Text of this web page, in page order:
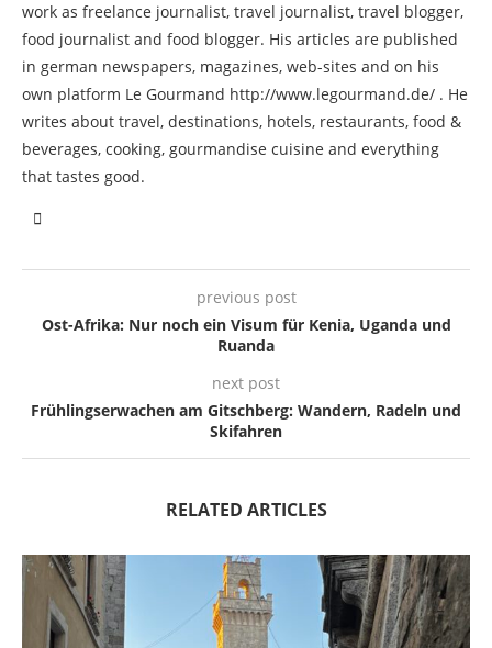
work as freelance journalist, travel journalist, travel blogger,
food journalist and food blogger. His articles are published
in german newspapers, magazines, web-sites and on his
own platform Le Gourmand http://www.legourmand.de/ . He
writes about travel, destinations, hotels, restaurants, food &
beverages, cooking, gourmandise cuisine and everything
that tastes good.
previous post
Ost-Afrika: Nur noch ein Visum für Kenia, Uganda und
Ruanda
next post
Frühlingserwachen am Gitschberg: Wandern, Radeln und
Skifahren
RELATED ARTICLES